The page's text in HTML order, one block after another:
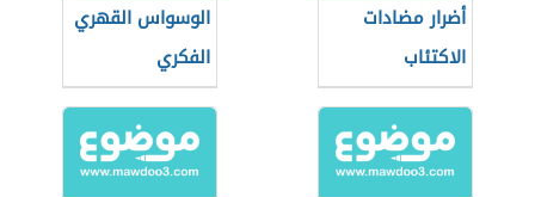
أضرار مضادات
الاكتئاب
الوسواس القهري
الفكري